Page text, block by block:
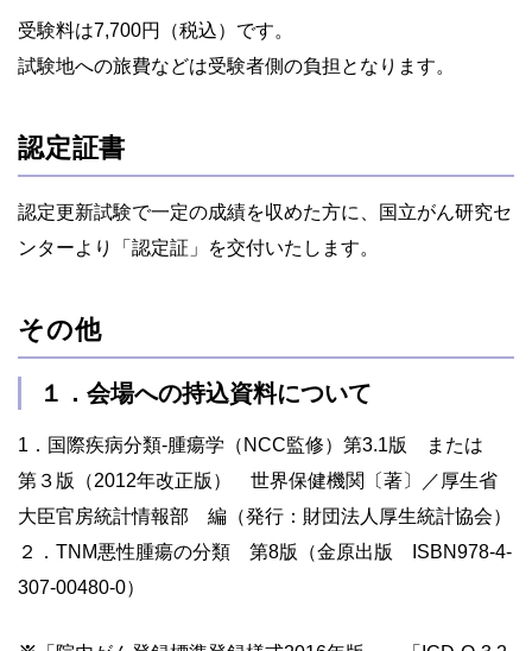
受験料は7,700円（税込）です。
試験地への旅費などは受験者側の負担となります。
認定証書
認定更新試験で一定の成績を収めた方に、国立がん研究セ
ンターより「認定証」を交付いたします。
その他
１．会場への持込資料について
1．国際疾病分類-腫瘍学（NCC監修）第3.1版 または
第３版（2012年改正版） 世界保健機関〔著〕／厚生省
大臣官房統計情報部 編（発行：財団法人厚生統計協会）
２．TNM悪性腫瘍の分類 第8版（金原出版 ISBN978-4-
307-00480-0）